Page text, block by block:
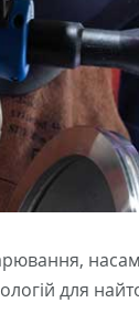
для